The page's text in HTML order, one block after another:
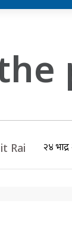
Rai २४